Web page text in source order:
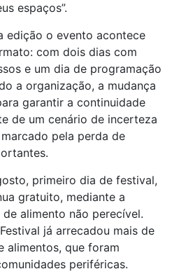
espaços”.
edição o evento acontece
com dois dias com
e um dia de programação
a organização, a mudança
garantir a continuidade
de um cenário de incerteza
pela perda de
primeiro dia de festival,
gratuito, mediante a
alimento não perecível.
já arrecadou mais de
alimentos, que foram
periféricas.